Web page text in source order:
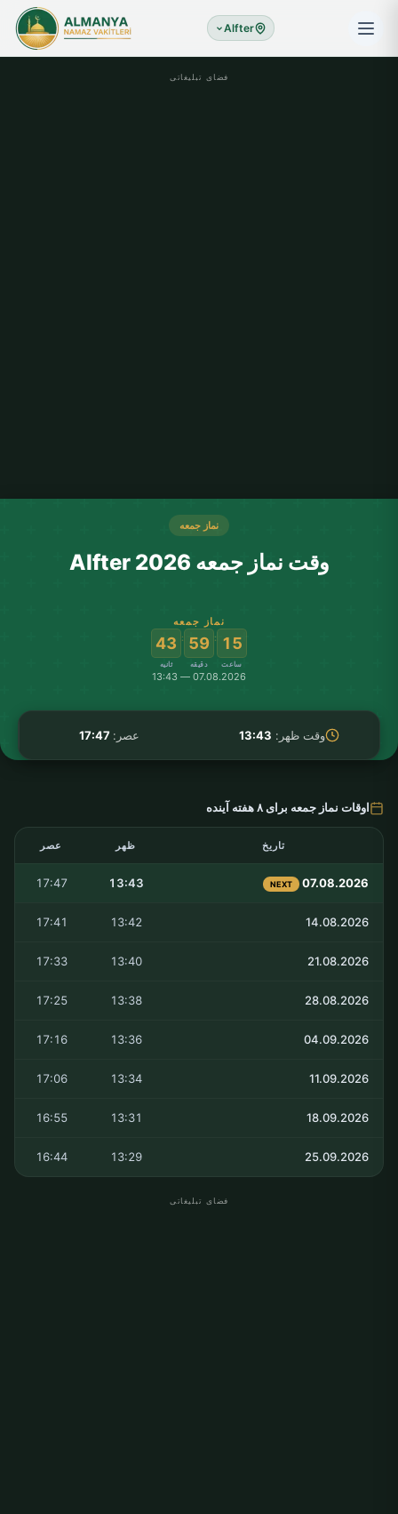
Alfter
فضای تبلیغاتی
نماز جمعه
وقت نماز جمعه Alfter 2026
نماز جمعه
15
ساعت
:
59
دقیقه
:
43
ثانیه
07.08.2026 — 13:43
وقت ظهر: 13:43 عصر:17:47
اوقات نماز جمعه برای ۸ هفته آینده
تاریخ ظهر عصر
07.08.2026
NEXT
13:43
17:47
14.08.2026
13:42
17:41
21.08.2026
13:40
17:33
28.08.2026
13:38
17:25
04.09.2026
13:36
17:16
11.09.2026
13:34
17:06
18.09.2026
13:31
16:55
25.09.2026
13:29
16:44
فضای تبلیغاتی